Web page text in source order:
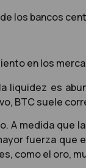
los bancos
en los
liquidez es
BTC suele
A medida
fuerza
como el oro,